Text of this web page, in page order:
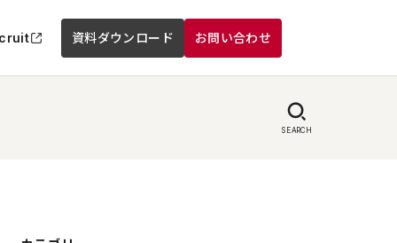
資料ダウンロード お問い合わせ
SEARCH